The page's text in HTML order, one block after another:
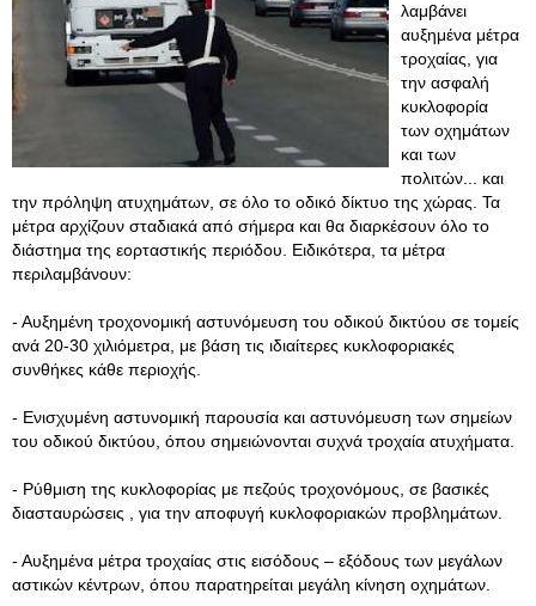
λαμβάνει
αυξημένα μέτρα
τροχαίας, για
την ασφαλή
κυκλοφορία
των οχημάτων
και των
πολιτών... και
την πρόληψη ατυχημάτων, σε όλο το οδικό δίκτυο της χώρας. Τα
μέτρα αρχίζουν σταδιακά από σήμερα και θα διαρκέσουν όλο το
διάστημα της εορταστικής περιόδου. Ειδικότερα, τα μέτρα
περιλαμβάνουν:
- Αυξημένη τροχονομική αστυνόμευση του οδικού δικτύου σε τομείς
ανά 20-30 χιλιόμετρα, με βάση τις ιδιαίτερες κυκλοφοριακές
συνθήκες κάθε περιοχής.
- Ενισχυμένη αστυνομική παρουσία και αστυνόμευση των σημείων
του οδικού δικτύου, όπου σημειώνονται συχνά τροχαία ατυχήματα.
- Ρύθμιση της κυκλοφορίας με πεζούς τροχονόμους, σε βασικές
διασταυρώσεις , για την αποφυγή κυκλοφοριακών προβλημάτων.
- Αυξημένα μέτρα τροχαίας στις εισόδους – εξόδους των μεγάλων
αστικών κέντρων, όπου παρατηρείται μεγάλη κίνηση οχημάτων.